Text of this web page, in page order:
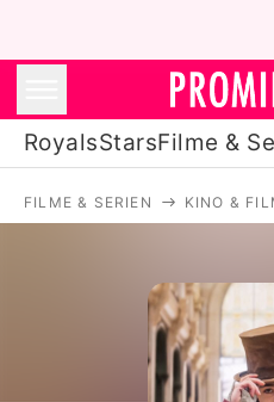
RoyalsStarsFilme &
Filme &
FILME & SERIEN KINO &